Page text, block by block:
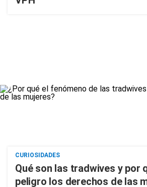
CURIOSIDADES
Qué son las tradwives y por
peligro los derechos de las